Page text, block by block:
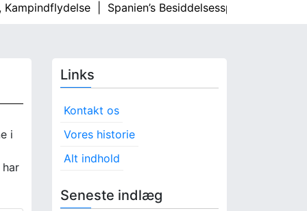
|Spanien’s Besiddelsesspil: Taktisk analyse,
i
har
Links
Kontakt os
Vores historie
Alt indhold
Seneste indlæg